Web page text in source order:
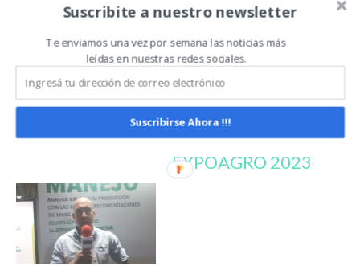
El trigo genera un
nuevo encuentro
en Chacabuco en
noviembre
DONMARIO
presenta la nueva
campaña y todas
sus novedades en
EXPOAGRO 2023
Suscribite a nuestro newsletter
Te enviamos una vez por semana las noticias más
leídas en nuestras redes sociales.
Suscribirse Ahora !!!